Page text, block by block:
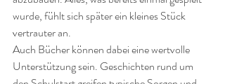
wurde, fühlt sich später ein kleines Stück
vertrauter an.
Auch Bücher können dabei eine wertvolle
Unterstützung sein. Geschichten rund um